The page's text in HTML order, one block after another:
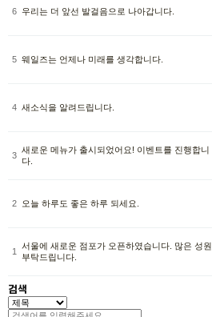
6 우리는 더 앞선 발걸음으로 나아갑니다.
5 웨일즈는 언제나 미래를 생각합니다.
4 새소식을 알려드립니다.
3
새로운 메뉴가 출시되었어요! 이벤트를 진행합니
다.
2 오늘 하루도 좋은 하루 되세요.
1
서울에 새로운 점포가 오픈하였습니다. 많은 성원
부탁드립니다.
검색